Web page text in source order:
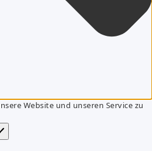
Website und unseren Service zu